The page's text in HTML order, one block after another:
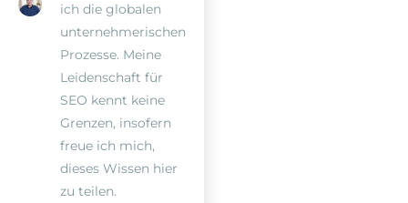
ich die globalen
unternehmerischen
Prozesse. Meine
Leidenschaft für
SEO kennt keine
Grenzen, insofern
freue ich mich,
dieses Wissen hier
zu teilen.